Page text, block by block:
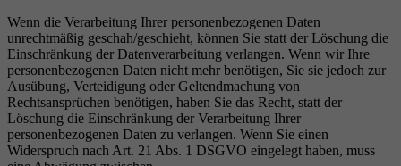
Wenn die Verarbeitung Ihrer personenbezogenen Daten
unrechtmäßig geschah/geschieht, können Sie statt der Löschung die
Einschränkung der Datenverarbeitung verlangen. Wenn wir Ihre
personenbezogenen Daten nicht mehr benötigen, Sie sie jedoch zur
Ausübung, Verteidigung oder Geltendmachung von
Rechtsansprüchen benötigen, haben Sie das Recht, statt der
Löschung die Einschränkung der Verarbeitung Ihrer
personenbezogenen Daten zu verlangen. Wenn Sie einen
Widerspruch nach Art. 21 Abs. 1 DSGVO eingelegt haben, muss